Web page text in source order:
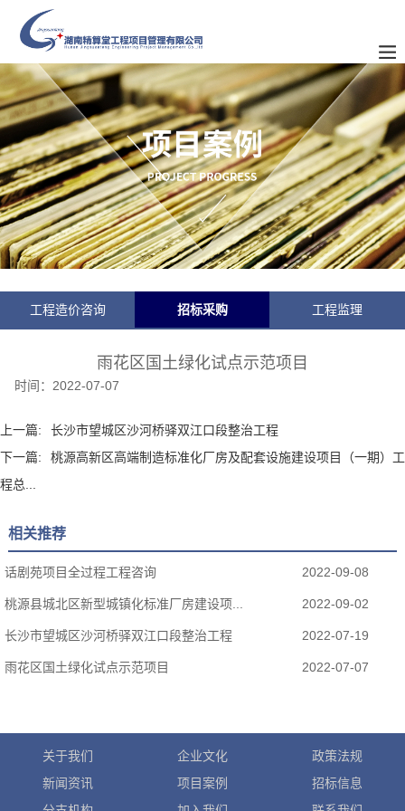
工程造价咨询 招标采购 工程监理
雨花区国土绿化试点示范项目
时间： 2022-07-07
上一篇:
长沙市望城区沙河桥驿双江口段整治工程
下一篇:
桃源高新区高端制造标准化厂房及配套设施建设项目（一期）工
程总...
相关推荐
话剧苑项目全过程工程咨询 2022-09-08
桃源县城北区新型城镇化标准厂房建设项... 2022-09-02
长沙市望城区沙河桥驿双江口段整治工程 2022-07-19
雨花区国土绿化试点示范项目 2022-07-07
关于我们 企业文化
政策法规
新闻资讯
项目案例
招标信息